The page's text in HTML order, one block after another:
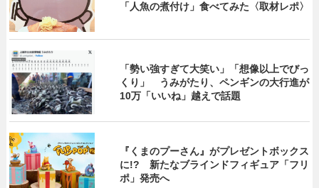
「人魚の煮付け」食べてみた〈取材レポ〉
「勢い強すぎて大笑い」「想像以上でびっ
くり」 うみがたり、ペンギンの大行進が
10万「いいね」越えで話題
『くまのプーさん』がプレゼントボックス
に!? 新たなブラインドフィギュア「フリ
ポ」発売へ